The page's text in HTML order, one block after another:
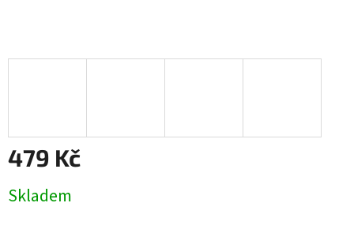
479 Kč
cena:
Skladem